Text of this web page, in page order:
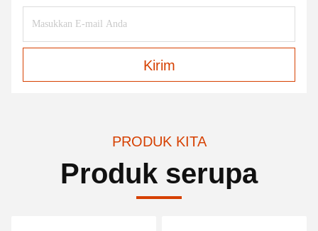
Kirim
PRODUK KITA
Produk serupa